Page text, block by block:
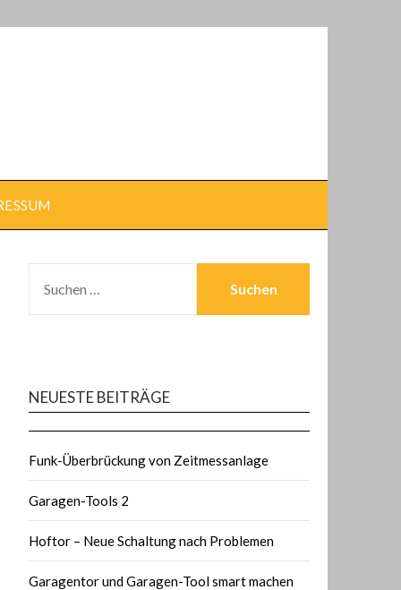
NACH:
NEUESTE BEITRÄGE
Funk-Überbrückung von Zeitmessanlage
Garagen-Tools 2
Hoftor – Neue Schaltung nach Problemen
Garagentor und Garagen-Tool smart machen